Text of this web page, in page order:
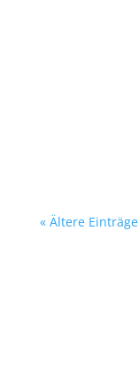
« Ältere Einträge